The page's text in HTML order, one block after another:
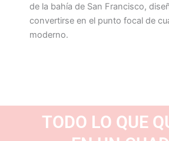
de la bahía de San Francisco,
convertirse en el punto focal de
moderno.
TODO LO QUE